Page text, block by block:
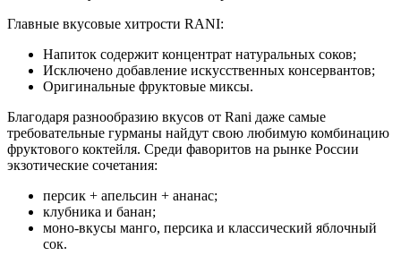
Главные вкусовые хитрости RANI:
Напиток содержит концентрат натуральных соков;
Исключено добавление искусственных консервантов;
Оригинальные фруктовые миксы.
Благодаря разнообразию вкусов от Rani даже самые
требовательные гурманы найдут свою любимую комбинацию
фруктового коктейля. Среди фаворитов на рынке России
экзотические сочетания:
персик + апельсин + ананас;
клубника и банан;
моно-вкусы манго, персика и классический яблочный
сок.